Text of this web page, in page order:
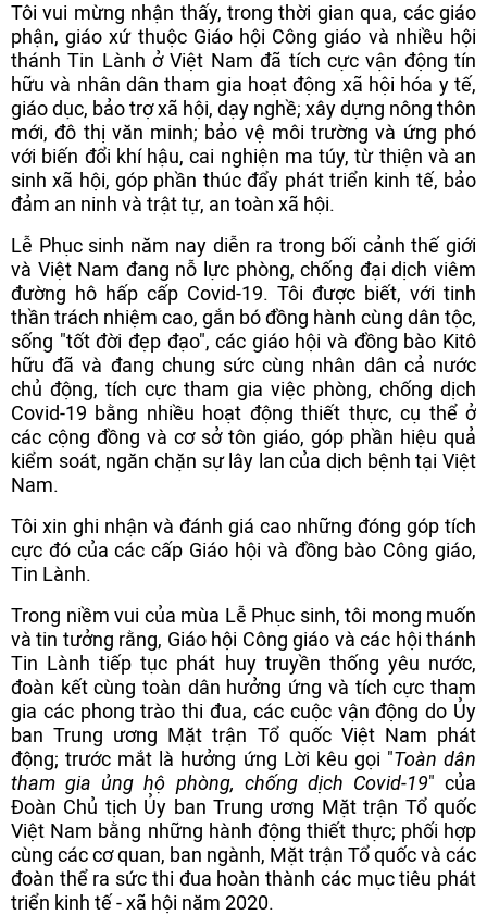
Tôi vui mừng nhận thấy, trong thời gian qua, các giáo
phận, giáo xứ thuộc Giáo hội Công giáo và nhiều hội
thánh Tin Lành ở Việt Nam đã tích cực vận động tín
hữu và nhân dân tham gia hoạt động xã hội hóa y tế,
giáo dục, bảo trợ xã hội, dạy nghề; xây dựng nông thôn
mới, đô thị văn minh; bảo vệ môi trường và ứng phó
với biến đổi khí hậu, cai nghiện ma túy, từ thiện và an
sinh xã hội, góp phần thúc đẩy phát triển kinh tế, bảo
đảm an ninh và trật tự, an toàn xã hội.
Lễ Phục sinh năm nay diễn ra trong bối cảnh thế giới
và Việt Nam đang nỗ lực phòng, chống đại dịch viêm
đường hô hấp cấp Covid-19. Tôi được biết, với tinh
thần trách nhiệm cao, gắn bó đồng hành cùng dân tộc,
sống "tốt đời đẹp đạo", các giáo hội và đồng bào Kitô
hữu đã và đang chung sức cùng nhân dân cả nước
chủ động, tích cực tham gia việc phòng, chống dịch
Covid-19 bằng nhiều hoạt động thiết thực, cụ thể ở
các cộng đồng và cơ sở tôn giáo, góp phần hiệu quả
kiểm soát, ngăn chặn sự lây lan của dịch bệnh tại Việt
Nam.
Tôi xin ghi nhận và đánh giá cao những đóng góp tích
cực đó của các cấp Giáo hội và đồng bào Công giáo,
Tin Lành.
Trong niềm vui của mùa Lễ Phục sinh, tôi mong muốn
và tin tưởng rằng, Giáo hội Công giáo và các hội thánh
Tin Lành tiếp tục phát huy truyền thống yêu nước,
đoàn kết cùng toàn dân hưởng ứng và tích cực tham
gia các phong trào thi đua, các cuộc vận động do Ủy
ban Trung ương Mặt trận Tổ quốc Việt Nam phát
động; trước mắt là hưởng ứng Lời kêu gọi "Toàn dân
tham gia ủng hộ phòng, chống dịch Covid-19" của
Đoàn Chủ tịch Ủy ban Trung ương Mặt trận Tổ quốc
Việt Nam bằng những hành động thiết thực; phối hợp
cùng các cơ quan, ban ngành, Mặt trận Tổ quốc và các
đoàn thể ra sức thi đua hoàn thành các mục tiêu phát
triển kinh tế - xã hội năm 2020.